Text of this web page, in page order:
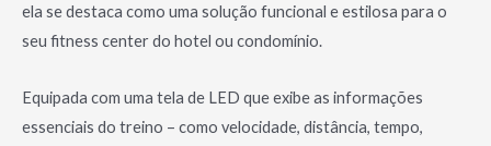
ela se destaca como uma solução funcional e estilosa para o
seu fitness center do hotel ou condomínio.
Equipada com uma tela de LED que exibe as informações
essenciais do treino – como velocidade, distância, tempo,